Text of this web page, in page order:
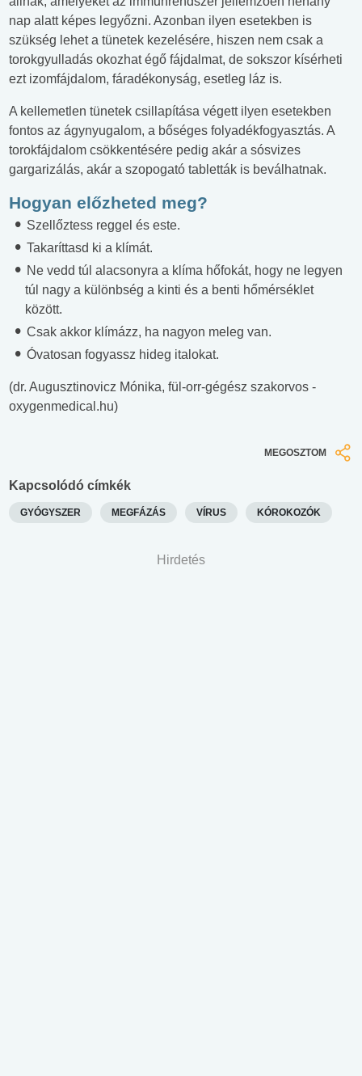
nap alatt képes legyőzni. Azonban ilyen esetekben is
szükség lehet a tünetek kezelésére, hiszen nem csak a
torokgyulladás okozhat égő fájdalmat, de sokszor kísérheti
ezt izomfájdalom, fáradékonyság, esetleg láz is.
A kellemetlen tünetek csillapítása végett ilyen esetekben
fontos az ágynyugalom, a bőséges folyadékfogyasztás. A
torokfájdalom csökkentésére pedig akár a sósvizes
gargarizálás, akár a szopogató tabletták is beválhatnak.
Hogyan előzheted meg?
Szellőztess reggel és este.
Takaríttasd ki a klímát.
Ne vedd túl alacsonyra a klíma hőfokát, hogy ne legyen
túl nagy a különbség a kinti és a benti hőmérséklet
között.
Csak akkor klímázz, ha nagyon meleg van.
Óvatosan fogyassz hideg italokat.
(dr. Augusztinovicz Mónika, fül-orr-gégész szakorvos -
oxygenmedical.hu)
MEGOSZTOM
Kapcsolódó címkék
GYÓGYSZER MEGFÁZÁS VÍRUS KÓROKOZÓK
Hirdetés